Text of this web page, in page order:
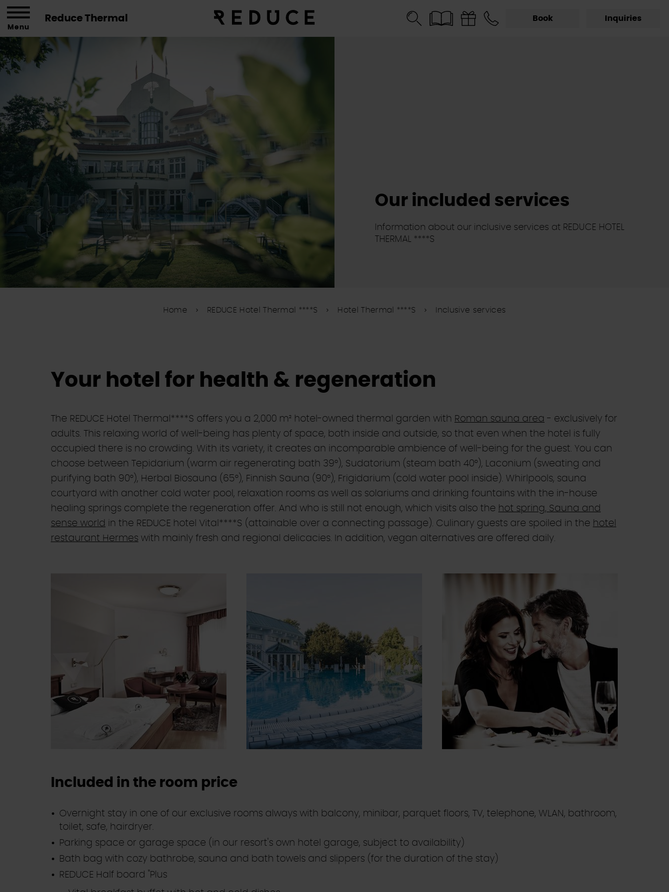
Our included services
Information about our inclusive services at REDUCE HOTEL
THERMAL ****S
Reduce Thermal Inquiries
Book
Home REDUCE Hotel Thermal ****S Hotel Thermal ****S Inclusive services
Your hotel for health & regeneration
The REDUCE Hotel Thermal****S offers you a 2,000 m² hotel-owned thermal garden with Roman sauna area - exclusively for
adults. This relaxing world of well-being has plenty of space, both inside and outside, so that even when the hotel is fully
occupied there is no crowding. With its variety, it creates an incomparable ambience of well-being for the guest. You can
choose between Tepidarium (warm air regenerating bath 39°), Sudatorium (steam bath 40°), Laconium (sweating and
purifying bath 90°), Herbal Biosauna (65°), Finnish Sauna (90°), Frigidarium (cold water pool inside). Whirlpools, sauna
courtyard with another cold water pool, relaxation rooms as well as solariums and drinking fountains with the in-house
healing springs complete the regeneration offer. And who is still not enough, which visits also the hot spring, Sauna and
sense world in the REDUCE hotel Vital****S (attainable over a connecting passage). Culinary guests are spoiled in the hotel
restaurant Hermes with mainly fresh and regional delicacies. In addition, vegan alternatives are offered daily.
Included in the room price
Overnight stay in one of our exclusive rooms always with balcony, minibar, parquet floors, TV, telephone, WLAN, bathroom,
toilet, safe, hairdryer.
Parking space or garage space (in our resort's own hotel garage, subject to availability)
Bath bag with cozy bathrobe, sauna and bath towels and slippers (for the duration of the stay)
REDUCE Half board "Plus
Menu